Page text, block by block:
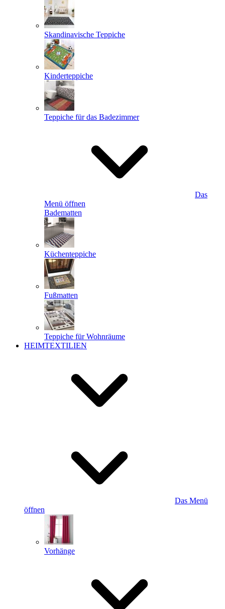
Skandinavische Teppiche
Kinderteppiche
Teppiche für das Badezimmer
Das
Menü öffnen
Badematten
Küchenteppiche
Fußmatten
Teppiche für Wohnräume
HEIMTEXTILIEN
Das Menü
öffnen
Vorhänge